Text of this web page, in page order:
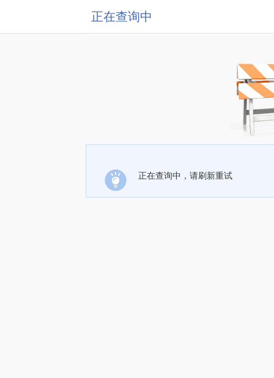
正在查询中
正在查询中，请刷新重试